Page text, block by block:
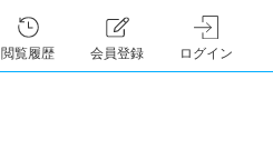
閲覧履歴 会員登録 ログイン